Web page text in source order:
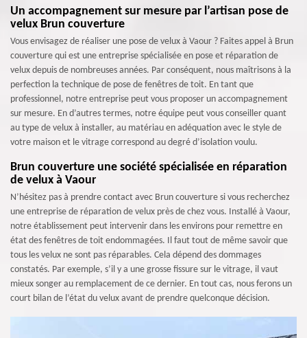
Un accompagnement sur mesure par l’artisan pose de
velux Brun couverture
Vous envisagez de réaliser une pose de velux à Vaour ? Faites appel à Brun
couverture qui est une entreprise spécialisée en pose et réparation de
velux depuis de nombreuses années. Par conséquent, nous maîtrisons à la
perfection la technique de pose de fenêtres de toit. En tant que
professionnel, notre entreprise peut vous proposer un accompagnement
sur mesure. En d’autres termes, notre équipe peut vous conseiller quant
au type de velux à installer, au matériau en adéquation avec le style de
votre maison et le vitrage correspond au degré d’isolation voulu.
Brun couverture une société spécialisée en réparation
de velux à Vaour
N’hésitez pas à prendre contact avec Brun couverture si vous recherchez
une entreprise de réparation de velux près de chez vous. Installé à Vaour,
notre établissement peut intervenir dans les environs pour remettre en
état des fenêtres de toit endommagées. Il faut tout de même savoir que
tous les velux ne sont pas réparables. Cela dépend des dommages
constatés. Par exemple, s’il y a une grosse fissure sur le vitrage, il vaut
mieux songer au remplacement de ce dernier. En tout cas, nous ferons un
court bilan de l’état du velux avant de prendre quelconque décision.